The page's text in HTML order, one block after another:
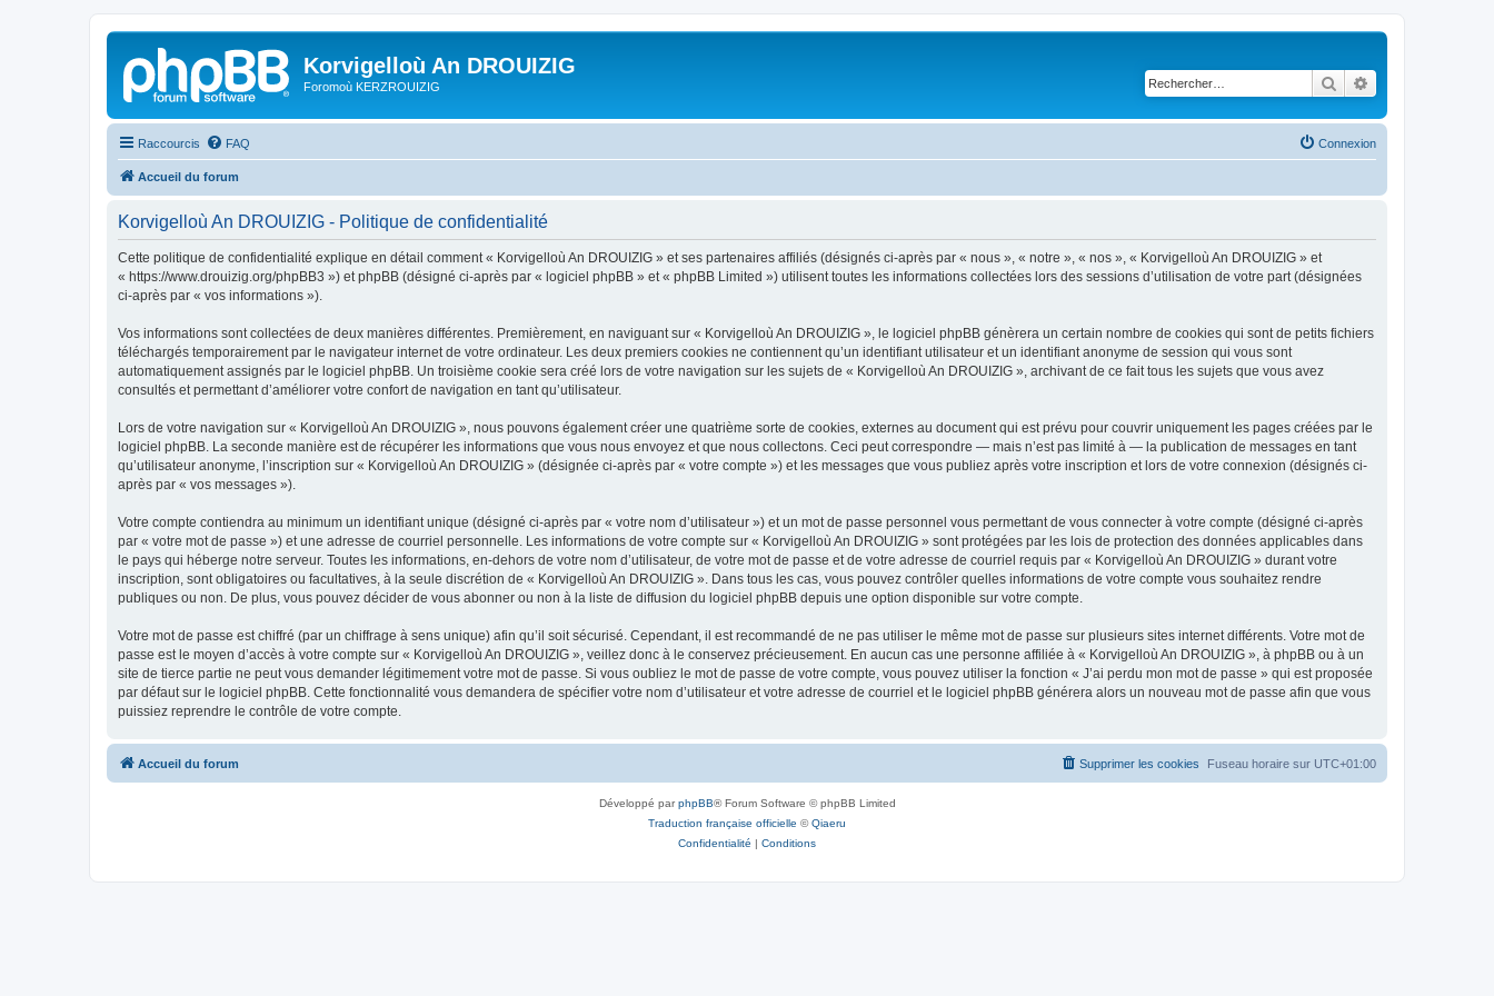
Korvigelloù An DROUIZIG
Foromoù KERZROUIZIG Rechercher
Raccourcis FAQ Connexion
Accueil du forum
Korvigelloù An DROUIZIG - Politique de confidentialité
Cette politique de confidentialité explique en détail comment « Korvigelloù An DROUIZIG » et ses partenaires affiliés (désignés ci-après par « nous », « notre », « nos », « Korvigelloù An DROUIZIG » et
« https://www.drouizig.org/phpBB3 ») et phpBB (désigné ci-après par « logiciel phpBB » et « phpBB Limited ») utilisent toutes les informations collectées lors des sessions d’utilisation de votre part (désignées
ci-après par « vos informations »).
Vos informations sont collectées de deux manières différentes. Premièrement, en naviguant sur « Korvigelloù An DROUIZIG », le logiciel phpBB génèrera un certain nombre de cookies qui sont de petits fichiers
téléchargés temporairement par le navigateur internet de votre ordinateur. Les deux premiers cookies ne contiennent qu’un identifiant utilisateur et un identifiant anonyme de session qui vous sont
automatiquement assignés par le logiciel phpBB. Un troisième cookie sera créé lors de votre navigation sur les sujets de « Korvigelloù An DROUIZIG », archivant de ce fait tous les sujets que vous avez
consultés et permettant d’améliorer votre confort de navigation en tant qu’utilisateur.
Lors de votre navigation sur « Korvigelloù An DROUIZIG », nous pouvons également créer une quatrième sorte de cookies, externes au document qui est prévu pour couvrir uniquement les pages créées par le
logiciel phpBB. La seconde manière est de récupérer les informations que vous nous envoyez et que nous collectons. Ceci peut correspondre — mais n’est pas limité à — la publication de messages en tant
qu’utilisateur anonyme, l’inscription sur « Korvigelloù An DROUIZIG » (désignée ci-après par « votre compte ») et les messages que vous publiez après votre inscription et lors de votre connexion (désignés ci-
après par « vos messages »).
Votre compte contiendra au minimum un identifiant unique (désigné ci-après par « votre nom d’utilisateur ») et un mot de passe personnel vous permettant de vous connecter à votre compte (désigné ci-après
par « votre mot de passe ») et une adresse de courriel personnelle. Les informations de votre compte sur « Korvigelloù An DROUIZIG » sont protégées par les lois de protection des données applicables dans
le pays qui héberge notre serveur. Toutes les informations, en-dehors de votre nom d’utilisateur, de votre mot de passe et de votre adresse de courriel requis par « Korvigelloù An DROUIZIG » durant votre
inscription, sont obligatoires ou facultatives, à la seule discrétion de « Korvigelloù An DROUIZIG ». Dans tous les cas, vous pouvez contrôler quelles informations de votre compte vous souhaitez rendre
publiques ou non. De plus, vous pouvez décider de vous abonner ou non à la liste de diffusion du logiciel phpBB depuis une option disponible sur votre compte.
Votre mot de passe est chiffré (par un chiffrage à sens unique) afin qu’il soit sécurisé. Cependant, il est recommandé de ne pas utiliser le même mot de passe sur plusieurs sites internet différents. Votre mot de
passe est le moyen d’accès à votre compte sur « Korvigelloù An DROUIZIG », veillez donc à le conservez précieusement. En aucun cas une personne affiliée à « Korvigelloù An DROUIZIG », à phpBB ou à un
site de tierce partie ne peut vous demander légitimement votre mot de passe. Si vous oubliez le mot de passe de votre compte, vous pouvez utiliser la fonction « J’ai perdu mon mot de passe » qui est proposée
par défaut sur le logiciel phpBB. Cette fonctionnalité vous demandera de spécifier votre nom d’utilisateur et votre adresse de courriel et le logiciel phpBB générera alors un nouveau mot de passe afin que vous
puissiez reprendre le contrôle de votre compte.
Accueil du forum Fuseau horaire sur UTC+01:00
Supprimer les cookies
Développé parphpBB® Forum Software © phpBB Limited
Traduction française officielle ©Qiaeru
Confidentialité | Conditions